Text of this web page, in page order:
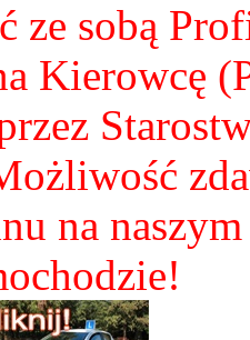
ze sobą
Kierowcę
na naszym